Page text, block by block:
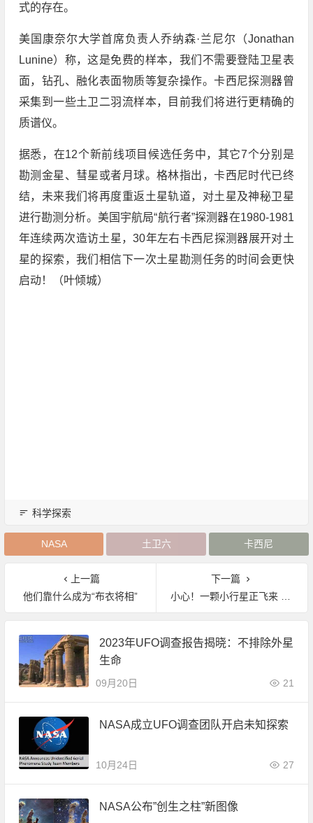
式的存在。
美国康奈尔大学首席负责人乔纳森·兰尼尔（Jonathan
Lunine）称，这是免费的样本，我们不需要登陆卫星表
面，钻孔、融化表面物质等复杂操作。卡西尼探测器曾
采集到一些土卫二羽流样本，目前我们将进行更精确的
质谱仪。
据悉，在12个新前线项目候选任务中，其它7个分别是
勘测金星、彗星或者月球。格林指出，卡西尼时代已终
结，未来我们将再度重返土星轨道，对土星及神秘卫星
进行勘测分析。美国宇航局“航行者”探测器在1980-1981
年连续两次造访土星，30年左右卡西尼探测器展开对土
星的探索，我们相信下一次土星勘测任务的时间会更快
启动！（叶倾城）
科学探索
NASA 土卫六 卡西尼
上一篇
他们靠什么成为“布衣将相”
下一篇
小心！一颗小行星正飞来 下个月将与地球擦肩而过
2023年UFO调查报告揭晓：不排除外星
生命
09月20日 21
NASA成立UFO调查团队开启未知探索
10月24日 27
NASA公布”创生之柱”新图像